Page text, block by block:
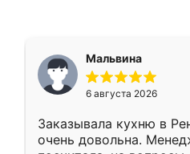
Мальвина
6 августа 2026
Заказывала кухню в
очень довольна.